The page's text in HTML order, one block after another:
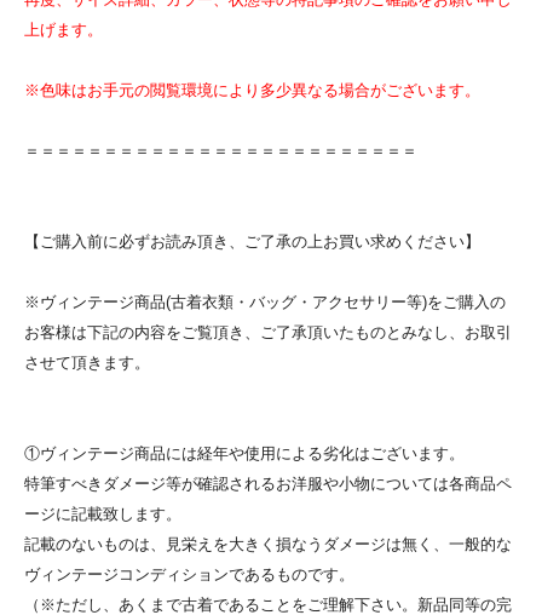
上げます。
※色味はお手元の閲覧環境により多少異なる場合がございます。
＝＝＝＝＝＝＝＝＝＝＝＝＝＝＝＝＝＝＝＝＝＝＝＝＝
【ご購入前に必ずお読み頂き、ご了承の上お買い求めください】
※ヴィンテージ商品(古着衣類・バッグ・アクセサリー等)をご購入の
お客様は下記の内容をご覧頂き、ご了承頂いたものとみなし、お取引
させて頂きます。
①ヴィンテージ商品には経年や使用による劣化はございます。
特筆すべきダメージ等が確認されるお洋服や小物については各商品ペ
ージに記載致します。
記載のないものは、見栄えを大きく損なうダメージは無く、一般的な
ヴィンテージコンディションであるものです。
（※ただし、あくまで古着であることをご理解下さい。新品同等の完